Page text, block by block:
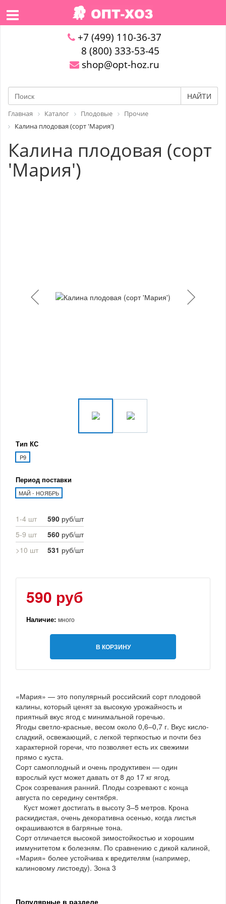
+7 (499) 110-36-37
8 (800) 333-53-45
shop@opt-hoz.ru
НАЙТИ
Главная Каталог Плодовые
Прочие
Калина плодовая (сорт 'Мария')
Калина плодовая (сорт
'Мария')
Тип КС
P9
Период поставки
МАЙ - НОЯБРЬ
1-4 шт 590 руб/шт
5-9 шт
560 руб/шт
>10 шт
531 руб/шт
590 руб
Наличие: много
В КОРЗИНУ
«Мария» — это популярный российский сорт плодовой
калины, который ценят за высокую урожайность и
приятный вкус ягод с минимальной горечью.
Ягоды светло-красные, весом около 0,6–0,7 г. Вкус кисло-
сладкий, освежающий, с легкой терпкостью и почти без
характерной горечи, что позволяет есть их свежими
прямо с куста.
Сорт самоплодный и очень продуктивен — один
взрослый куст может давать от 8 до 17 кг ягод.
Срок созревания ранний. Плоды созревают с конца
августа по середину сентября.
Куст может достигать в высоту 3–5 метров. Крона
раскидистая, очень декоративна осенью, когда листья
окрашиваются в багряные тона.
Сорт отличается высокой зимостойкостью и хорошим
иммунитетом к болезням. По сравнению с дикой калиной,
«Мария» более устойчива к вредителям (например,
калиновому листоеду). Зона 3
Популярные в разделе